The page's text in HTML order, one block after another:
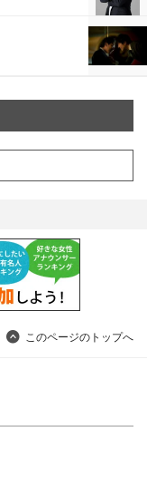
このページのトップへ